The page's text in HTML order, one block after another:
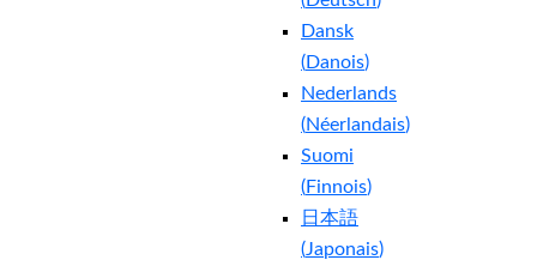
Dansk
(Danois)
Nederlands
(Néerlandais)
Suomi
(Finnois)
日本語
(Japonais)